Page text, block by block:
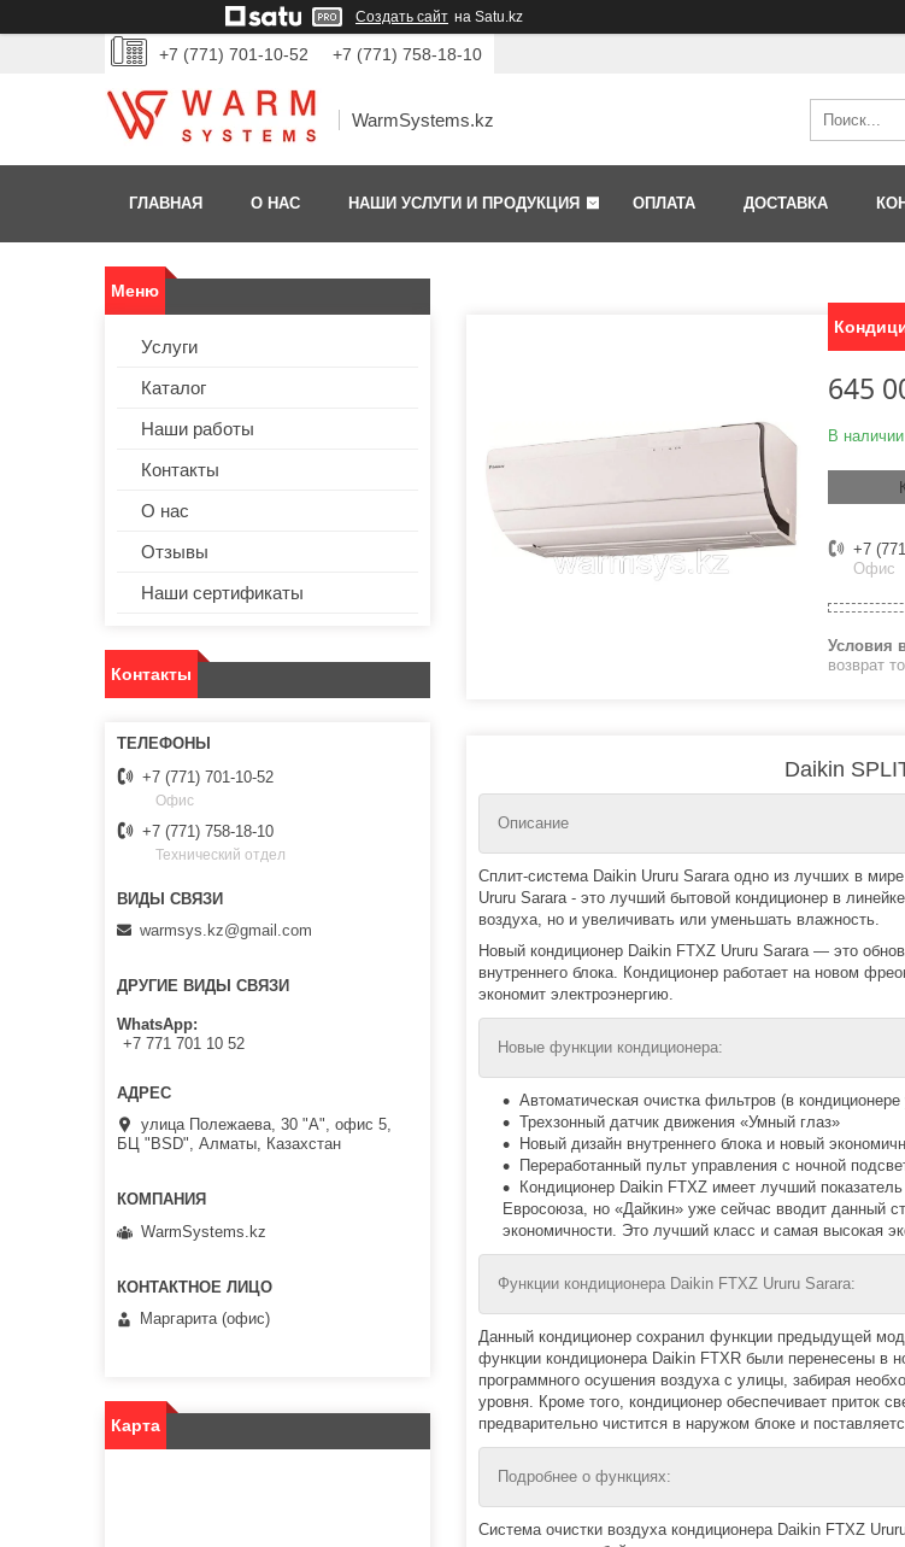
Создать сайт на Satu.kz
+7 (771) 701-10-52 +7 (771) 758-18-10
WarmSystems.kz
ГЛАВНАЯ О НАС НАШИ УСЛУГИ И ПРОДУКЦИЯ ОПЛАТА ДОСТАВКА
645
В наличии
+7
Офис
возврат
Daikin
Описание
Сплит-система Daikin Ururu Sarara одно из лучших в
Ururu Sarara - это лучший бытовой кондиционер в
воздуха, но и увеличивать или уменьшать влажность.
Новый кондиционер Daikin FTXZ Ururu Sarara — это
внутреннего блока. Кондиционер работает на новом
экономит электроэнергию.
Новые функции кондиционера:
Автоматическая очистка фильтров (в
Трехзонный датчик движения «Умный глаз»
Новый дизайн внутреннего блока и новый
Переработанный пульт управления с ночной
Кондиционер Daikin FTXZ имеет лучший
Евросоюза, но «Дайкин» уже сейчас вводит данный
экономичности. Это лучший класс и самая высокая
Функции кондиционера Daikin FTXZ Ururu Sarara:
Данный кондиционер сохранил функции предыдущей
функции кондиционера Daikin FTXR были перенесены в
программного осушения воздуха с улицы, забирая
уровня. Кроме того, кондиционер обеспечивает приток
предварительно чистится в наружом блоке и
Подробнее о функциях:
Система очистки воздуха кондиционера Daikin FTXZ
Услуги
Каталог
Наши работы
Контакты
О нас
Отзывы
Наши сертификаты
Контакты
+7 (771) 701-10-52
Офис
+7 (771) 758-18-10
Технический отдел
warmsys.kz@gmail.com
ДРУГИЕ ВИДЫ СВЯЗИ
WhatsApp
+7 771 701 10 52
улица Полежаева, 30 "А", офис 5,
БЦ "BSD", Алматы, Казахстан
WarmSystems.kz
Маргарита (офис)
Карта